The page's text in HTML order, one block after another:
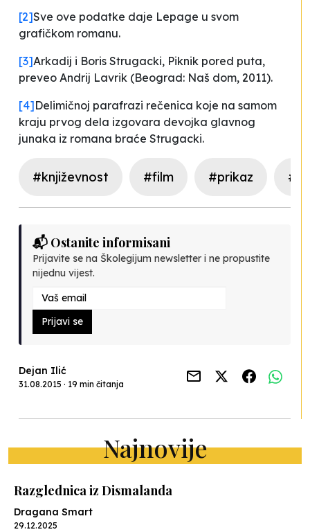
[2]Sve ove podatke daje Lepage u svom
grafičkom romanu.
[3]Arkadij i Boris Strugacki, Piknik pored puta,
preveo Andrij Lavrik (Beograd: Naš dom, 2011).
[4]Delimičnoj parafrazi rečenica koje na samom
kraju prvog dela izgovara devojka glavnog
junaka iz romana braće Strugacki.
#književnost #film #prikaz
📬 Ostanite informisani
Prijavite se na Školegijum newsletter i ne propustite
nijednu vijest.
Prijavi se
Dejan Ilić
31.08.2015 · 19 min čitanja
Najnovije
Razglednica iz Dismalanda
Dragana Smart
29.12.2025